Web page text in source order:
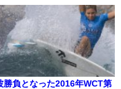
勝負となった2016年WCT第